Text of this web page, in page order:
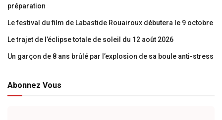
préparation
Le festival du film de Labastide Rouairoux débutera le 9 octobre
Le trajet de l’éclipse totale de soleil du 12 août 2026
Un garçon de 8 ans brûlé par l’explosion de sa boule anti-stress
Abonnez Vous